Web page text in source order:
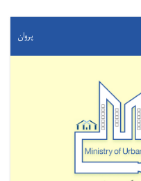
پروان